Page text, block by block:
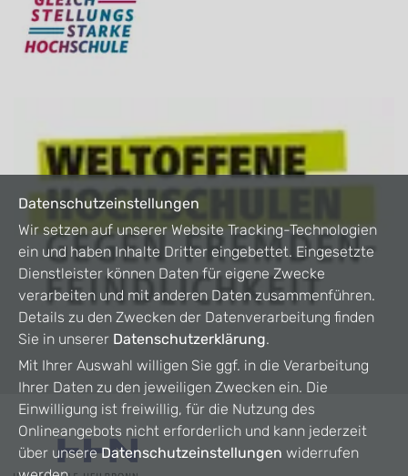
Datenschutzeinstellungen
Wir setzen auf unserer Website Tracking-Technologien
ein und haben Inhalte Dritter eingebettet. Eingesetzte
Dienstleister können Daten für eigene Zwecke
verarbeiten und mit anderen Daten zusammenführen.
Details zu den Zwecken der Datenverarbeitung finden
Sie in unserer Datenschutzerklärung.
Mit Ihrer Auswahl willigen Sie ggf. in die Verarbeitung
Ihrer Daten zu den jeweiligen Zwecken ein. Die
Einwilligung ist freiwillig, für die Nutzung des
Onlineangebots nicht erforderlich und kann jederzeit
über unsereDatenschutzeinstellungen widerrufen